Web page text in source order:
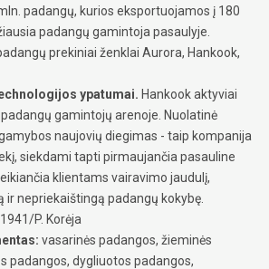
padangų, kurios eksportuojamos į 180
padangų gamintoja pasaulyje.
prekiniai ženklai Aurora, Hankook,
ypatumai. Hankook aktyviai
gamintojų arenoje. Nuolatinė
naujovių diegimas - taip kompanija
siekdami tapti pirmaujančia pasauline
klientams vairavimo jaudulį,
ir nepriekaištingą padangų kokybę.
1941/P. Korėja
vasarinės padangos, žieminės
padangos, dygliuotos padangos,